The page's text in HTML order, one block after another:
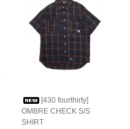
[430 fourthirty]
OMBRE CHECK S/S
SHIRT